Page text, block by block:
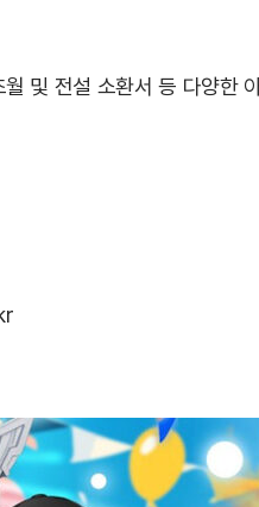
및 전설 소환서 등 다양한